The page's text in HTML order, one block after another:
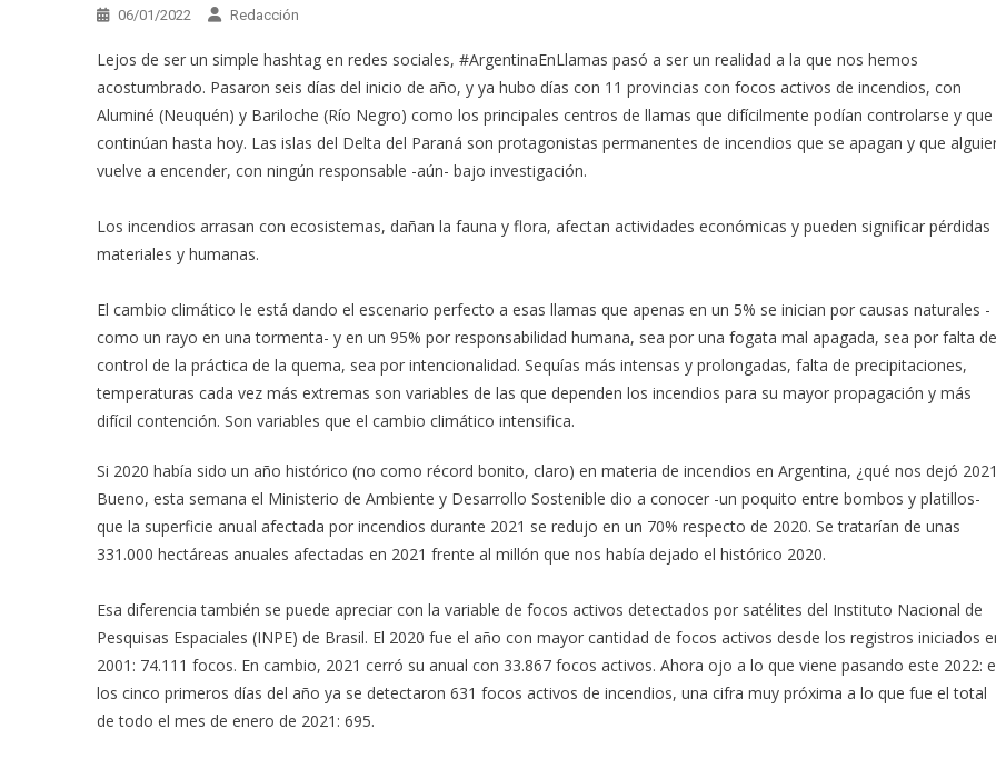
06/01/2022 Redacción
Lejos de ser un simple hashtag en redes sociales, #ArgentinaEnLlamas pasó a ser un realidad a la que nos hemos
acostumbrado. Pasaron seis días del inicio de año, y ya hubo días con 11 provincias con focos activos de incendios, con
Aluminé (Neuquén) y Bariloche (Río Negro) como los principales centros de llamas que difícilmente podían controlarse y que
continúan hasta hoy. Las islas del Delta del Paraná son protagonistas permanentes de incendios que se apagan y que
vuelve a encender, con ningún responsable -aún- bajo investigación.
Los incendios arrasan con ecosistemas, dañan la fauna y flora, afectan actividades económicas y pueden significar pérdidas
materiales y humanas.
El cambio climático le está dando el escenario perfecto a esas llamas que apenas en un 5% se inician por causas naturales -
como un rayo en una tormenta- y en un 95% por responsabilidad humana, sea por una fogata mal apagada, sea por falta de
control de la práctica de la quema, sea por intencionalidad. Sequías más intensas y prolongadas, falta de precipitaciones,
temperaturas cada vez más extremas son variables de las que dependen los incendios para su mayor propagación y más
difícil contención. Son variables que el cambio climático intensifica.
Si 2020 había sido un año histórico (no como récord bonito, claro) en materia de incendios en Argentina, ¿qué nos dejó
Bueno, esta semana el Ministerio de Ambiente y Desarrollo Sostenible dio a conocer -un poquito entre bombos y platillos-
que la superficie anual afectada por incendios durante 2021 se redujo en un 70% respecto de 2020. Se tratarían de unas
331.000 hectáreas anuales afectadas en 2021 frente al millón que nos había dejado el histórico 2020.
Esa diferencia también se puede apreciar con la variable de focos activos detectados por satélites del Instituto Nacional de
Pesquisas Espaciales (INPE) de Brasil. El 2020 fue el año con mayor cantidad de focos activos desde los registros iniciados
2001: 74.111 focos. En cambio, 2021 cerró su anual con 33.867 focos activos. Ahora ojo a lo que viene pasando este 2022:
los cinco primeros días del año ya se detectaron 631 focos activos de incendios, una cifra muy próxima a lo que fue el total
de todo el mes de enero de 2021: 695.